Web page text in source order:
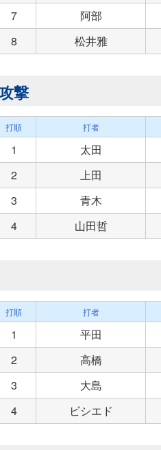
7
阿部
8 松井雅
撃
打順 打者
1
太田
2
上田
3
青木
4 山田哲
打順 打者
1
平田
2
高橋
3
大島
4 ビシエド